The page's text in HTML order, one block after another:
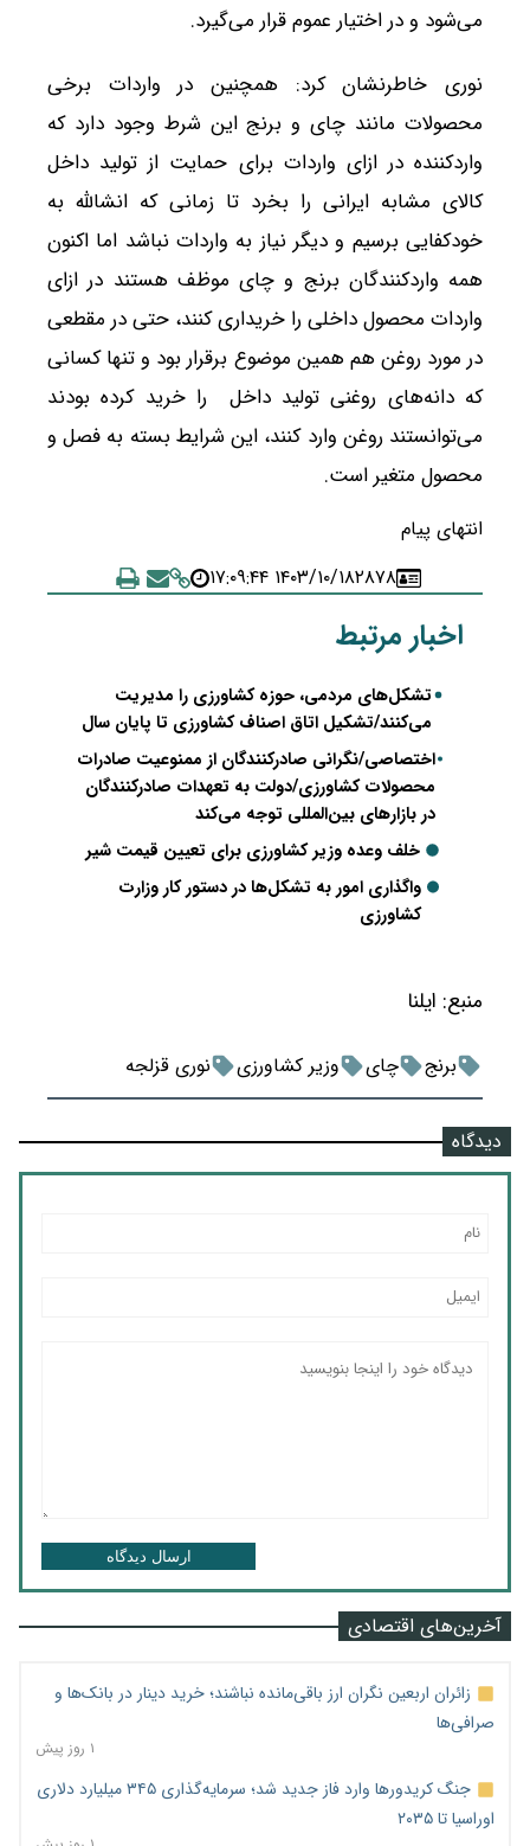
می‌شود و در اختیار عموم قرار می‌گیرد.
نوری خاطرنشان کرد: همچنین در واردات برخی
محصولات مانند چای و برنج این شرط وجود دارد که
واردکننده در ازای واردات برای حمایت از تولید داخل
کالای مشابه ایرانی را بخرد تا زمانی که انشالله به
خودکفایی برسیم و دیگر نیاز به واردات نباشد اما اکنون
همه واردکنندگان برنج و چای موظف هستند در ازای
واردات محصول داخلی را خریداری کنند، حتی در مقطعی
در مورد روغن هم همین موضوع برقرار بود و تنها کسانی
که دانه‌های روغنی تولید داخل را خرید کرده بودند
می‌توانستند روغن وارد کنند، این شرایط بسته به فصل و
محصول متغیر است.
انتهای پیام
۲۸۷۸۱۴۰۳/۱۰/۱۸ ۱۷:۰۹:۴۴
اخبار مرتبط
تشکل‌های مردمی، حوزه کشاورزی را مدیریت
می‌کنند/تشکیل اتاق اصناف کشاورزی تا پایان سال
اختصاصی/نگرانی صادرکنندگان از ممنوعیت صادرات
محصولات کشاورزی/دولت به تعهدات صادرکنندگان
در بازارهای بین‌المللی توجه می‌کند
خلف وعده وزیر کشاورزی برای تعیین قیمت شیر
واگذاری امور به تشکل‌ها در دستور کار وزارت
کشاورزی
منبع: ایلنا
برنج چای وزیر کشاورزی نوری قزلجه
دیدگاه
ارسال دیدگاه
آخرین‌های اقتصادی
زائران اربعین نگران ارز باقی‌مانده نباشند؛ خرید دینار در بانک‌ها و
صرافی‌ها
۱ روز پیش
جنگ کریدورها وارد فاز جدید شد؛ سرمایه‌گذاری ۳۴۵ میلیارد دلاری
اوراسیا تا ۲۰۳۵